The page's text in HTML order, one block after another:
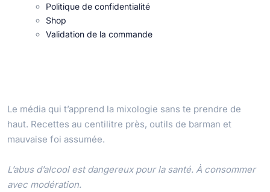
Politique de confidentialité
Shop
Validation de la commande
Le média qui t’apprend la mixologie sans te prendre de
haut. Recettes au centilitre près, outils de barman et
mauvaise foi assumée.
L’abus d’alcool est dangereux pour la santé. À consommer
avec modération.